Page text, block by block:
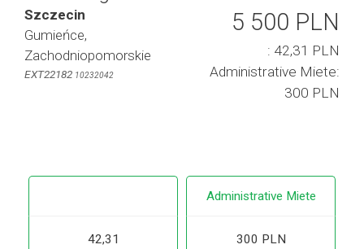
Szczecin
Gumieńce,
Zachodniopomorskie
EXT22182 10232042
5 500 PLN
: 42,31 PLN
Administrative Miete:
300 PLN
42,31
Administrative Miete
300 PLN